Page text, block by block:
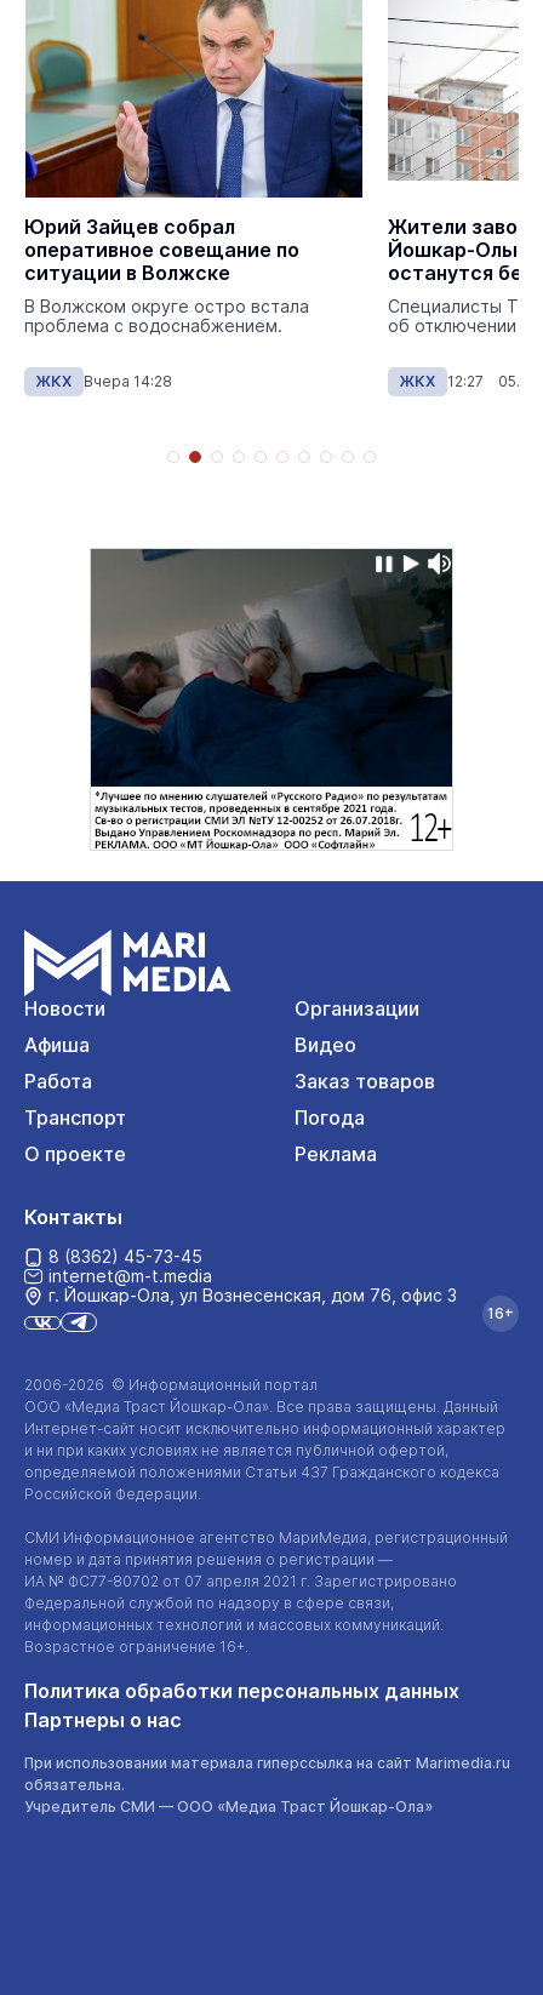
Юрий Зайцев собрал
оперативное совещание по
ситуации в Волжске
В Волжском округе остро встала
проблема с водоснабжением.
ЖКХ Вчера 14:28
Жители
Йошкар-Олы
останутся без
Специалисты
об отключении
ЖКХ 12:27
Новости
Организации
Афиша
Видео
Работа
Заказ товаров
Транспорт
Погода
О проекте
Реклама
2006-2026 © Информационный портал
ООО «Медиа Траст Йошкар-Ола». Все права защищены. Данный
Интернет-сайт носит исключительно информационный характер
и ни при каких условиях не является публичной офертой,
определяемой положениями Статьи 437 Гражданского кодекса
Российской Федерации.
СМИ Информационное агентство МариМедиа, регистрационный
номер и дата принятия решения о регистрации —
ИА № ФС77-80702 от 07 апреля 2021 г. Зарегистрировано
Федеральной службой по надзору в сфере связи,
информационных технологий и массовых коммуникаций.
Возрастное ограничение 16+.
Политика обработки персональных данных
Партнеры о нас
При использовании материала гиперссылка на сайт Marimedia.ru
обязательна.
Учредитель СМИ — ООО «Медиа Траст Йошкар-Ола»
Контакты
8 (8362) 45-73-45
internet@m-t.media
г. Йошкар‑Ола, ул Вознесенская, дом 76, офис 3
16+